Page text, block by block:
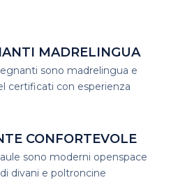
MADRELINGUA
sono madrelingua e
certificati con esperienza
CONFORTEVOLE
sono moderni openspace
divani e poltroncine